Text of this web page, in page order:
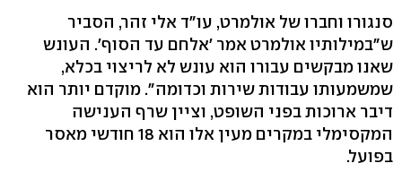
סנגורו וחברו של אולמרט, עו"ד אלי זהר, הסביר
ש"במילותיו אולמרט אמר 'אלחם עד הסוף'. העונש
שאנו מבקשים עבורו הוא עונש לא לריצוי בכלא,
שמשמעותו עבודות שירות וכדומה". מוקדם יותר הוא
דיבר ארוכות בפני השופט, וציין שרף הענישה
המקסימלי במקרים מעין אלו הוא 18 חודשי מאסר
בפועל.